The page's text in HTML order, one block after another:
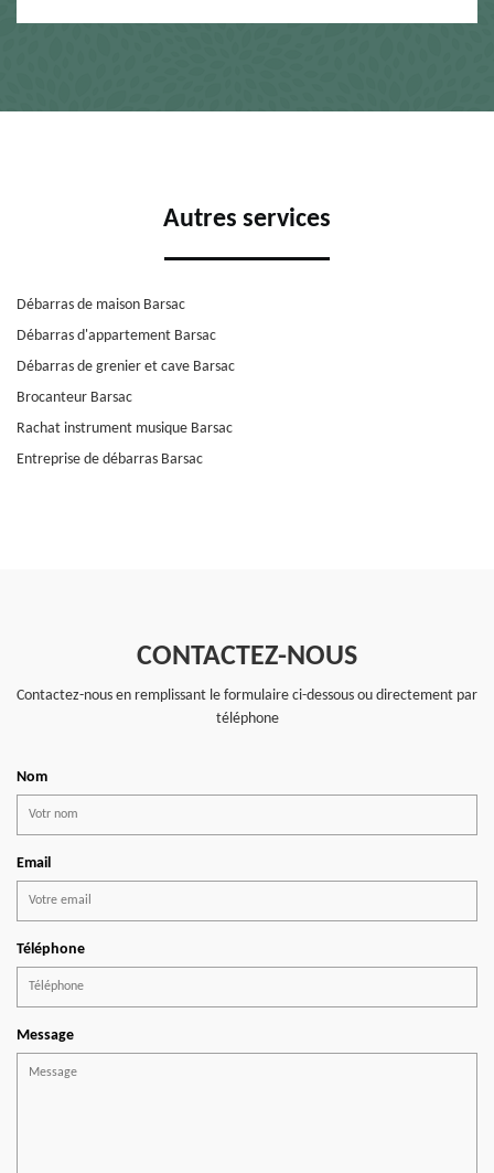
Autres services
Débarras de maison Barsac
Débarras d'appartement Barsac
Débarras de grenier et cave Barsac
Brocanteur Barsac
Rachat instrument musique Barsac
Entreprise de débarras Barsac
CONTACTEZ-NOUS
Contactez-nous en remplissant le formulaire ci-dessous ou directement par
téléphone
Nom
Email
Téléphone
Message